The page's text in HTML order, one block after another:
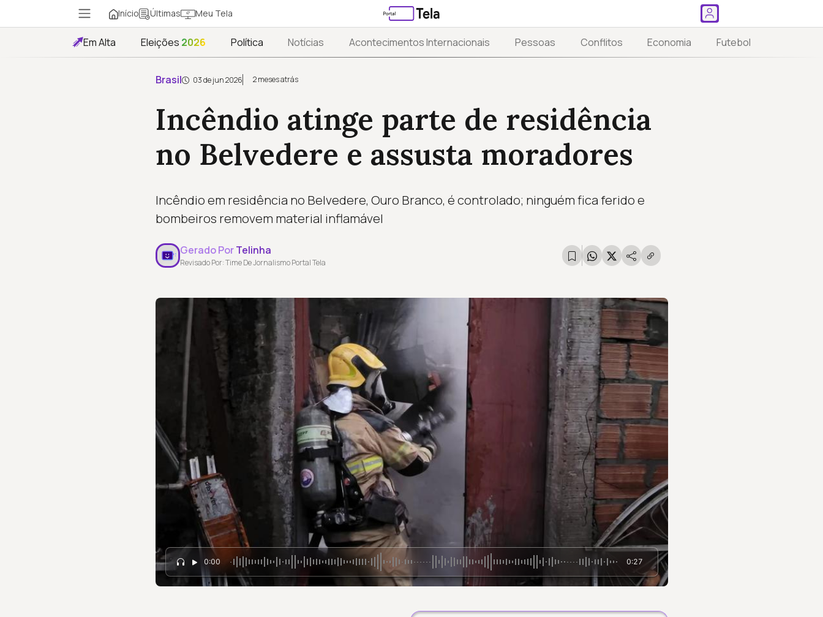
Início Últimas Meu Tela
Em Alta Eleições 2026 Política Notícias Acontecimentos Internacionais Pessoas Conflitos Economia Futebol
Brasil 03 de jun 2026 2 meses atrás
Incêndio atinge parte de residência
no Belvedere e assusta moradores
Incêndio em residência no Belvedere, Ouro Branco, é controlado; ninguém fica ferido e
bombeiros removem material inflamável
Gerado PorTelinha
Revisado Por: Time De Jornalismo Portal Tela
0:00 0:27